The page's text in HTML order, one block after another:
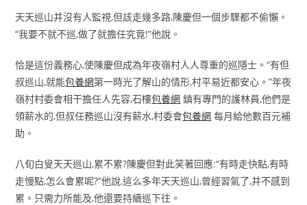
天天巡山并沒有人監視,但該走幾多路,陳慶但一個步驟都不偷懶。
“我要不就不巡,做了就擔任究竟!”他說。
恰是這份義務心,使陳慶但成為年夜嶺村人人尊重的巡隱士。“有但
叔巡山,就能包養網第一時光了解山的情形,村平易近都安心。”年夜
嶺村村委會相干擔任人先容,石樓包養網 鎮有專門的護林員,他們是
領薪水的,但叔任務巡山沒有薪水,村委會包養網 每月給他數百元補
助。
八旬白叟天天巡山,累不累?陳慶但對此笑著回應:“有時走快點,有時
走慢點,怎么會累呢?”他說,這么多年天天巡山,曾經習氣了,并不感到
累。只需力所能及,他還要持續巡下往。